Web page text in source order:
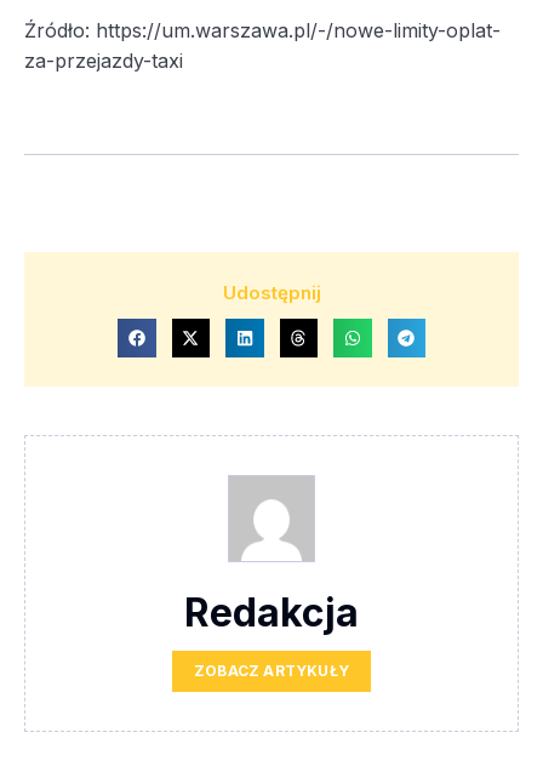
Źródło: https://um.warszawa.pl/-/nowe-limity-oplat-
za-przejazdy-taxi
Udostępnij
Redakcja
ZOBACZ ARTYKUŁY